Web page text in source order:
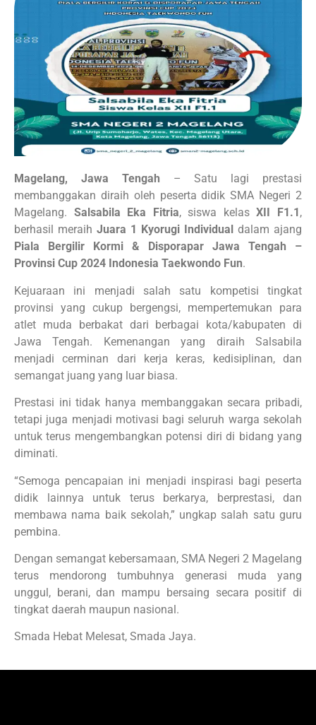
Magelang, Jawa Tengah – Satu lagi prestasi
membanggakan diraih oleh peserta didik SMA Negeri 2
Magelang. Salsabila Eka Fitria, siswa kelasXII F1.1 ,
berhasil meraih Juara 1 Kyorugi Individual dalam ajang
Piala Bergilir Kormi & Disporapar Jawa Tengah –
Provinsi Cup 2024 Indonesia Taekwondo Fun.
Kejuaraan ini menjadi salah satu kompetisi tingkat
provinsi yang cukup bergengsi, mempertemukan para
atlet muda berbakat dari berbagai kota/kabupaten di
Jawa Tengah. Kemenangan yang diraih Salsabila
menjadi cerminan dari kerja keras, kedisiplinan, dan
semangat juang yang luar biasa.
Prestasi ini tidak hanya membanggakan secara pribadi,
tetapi juga menjadi motivasi bagi seluruh warga sekolah
untuk terus mengembangkan potensi diri di bidang yang
diminati.
“Semoga pencapaian ini menjadi inspirasi bagi peserta
didik lainnya untuk terus berkarya, berprestasi, dan
membawa nama baik sekolah,” ungkap salah satu guru
pembina.
Dengan semangat kebersamaan, SMA Negeri 2 Magelang
terus mendorong tumbuhnya generasi muda yang
unggul, berani, dan mampu bersaing secara positif di
tingkat daerah maupun nasional.
Smada Hebat Melesat, Smada Jaya.